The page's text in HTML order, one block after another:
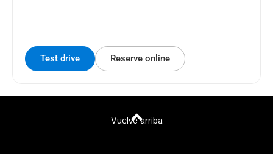
Test drive Reserve online
Vuelve arriba